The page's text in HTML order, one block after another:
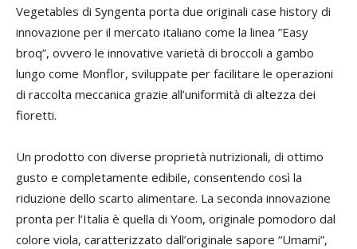
Vegetables di Syngenta porta due originali case history di
innovazione per il mercato italiano come la linea ”Easy
broq”, ovvero le innovative varietà di broccoli a gambo
lungo come Monflor, sviluppate per facilitare le operazioni
di raccolta meccanica grazie all’uniformità di altezza dei
fioretti.
Un prodotto con diverse proprietà nutrizionali, di ottimo
gusto e completamente edibile, consentendo così la
riduzione dello scarto alimentare. La seconda innovazione
pronta per l’Italia è quella di Yoom, originale pomodoro dal
colore viola, caratterizzato dall’originale sapore “Umami”,